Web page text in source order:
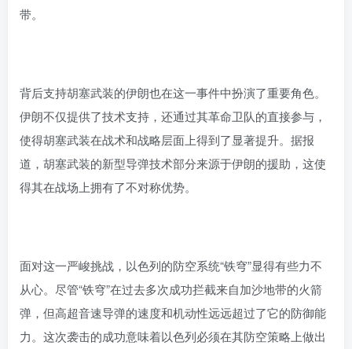
带。
背后支持胡塞武装的伊朗也在这一事件中扮演了重要角色。
伊朗不仅提供了技术支持，还通过其革命卫队的直接参与，
使得胡塞武装在战术和战略层面上得到了显著提升。据报
道，胡塞武装的新型导弹技术部分来源于伊朗的援助，这使
得其在战场上拥有了不对称优势。
面对这一严峻挑战，以色列的防空系统“铁穹”显得有些力不
从心。尽管“铁穹”在过去多次成功拦截来自加沙地带的火箭
弹，但高超音速导弹的速度和机动性远远超过了它的防御能
力。这次袭击的成功意味着以色列必须在其防空策略上做出